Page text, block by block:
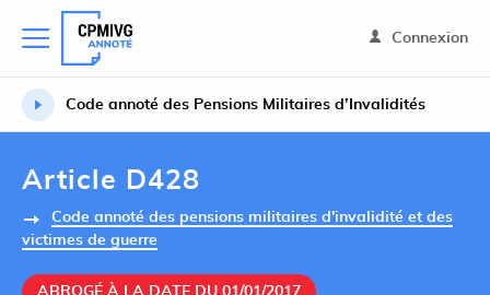
Connexion
Code annoté des Pensions Militaires d’Invalidités
Article D428
Code annoté des pensions militaires d'invalidité et des
victimes de guerre
ABROGÉ À LA DATE DU 01/01/2017